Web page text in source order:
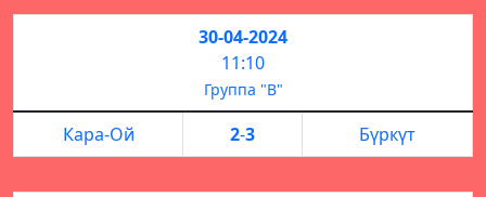
30-04-2024
11:10
Группа "B"
Кара-Ой 2-3 Бүркүт